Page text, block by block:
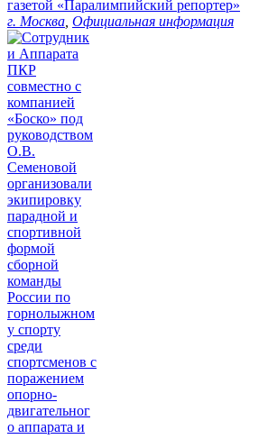
газетой «Паралимпийский репортер»
г. Москва Официальная информация